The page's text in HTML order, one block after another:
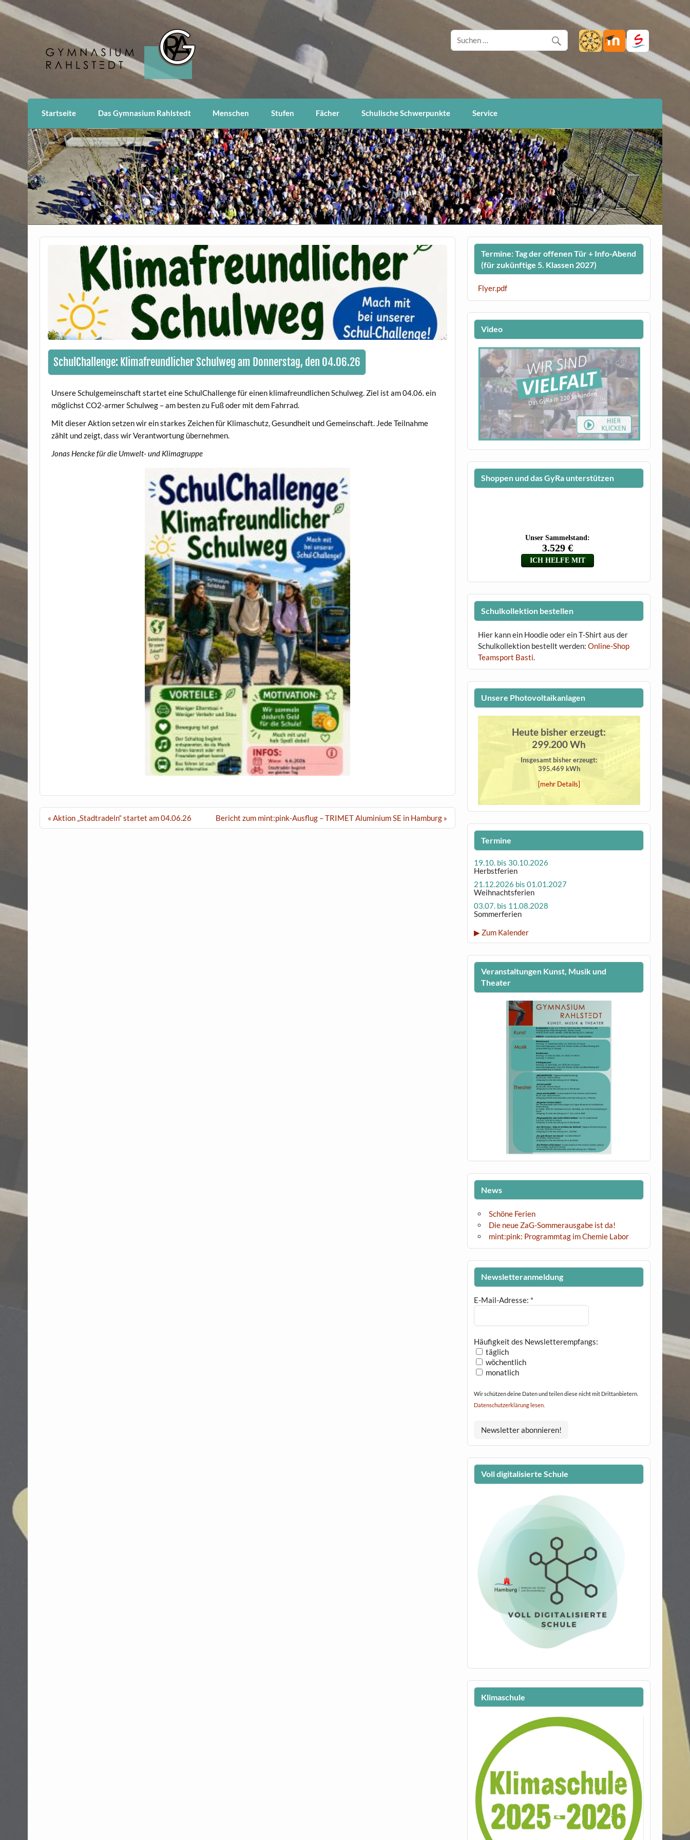
Skip
to
content
Gymnasium Rahlstedt
Hamburg
Startseite Das Gymnasium Rahlstedt Menschen Stufen Fächer Schulische Schwerpunkte Service
SchulChallenge: Klimafreundlicher Schulweg am Donnerstag, den 04.06.26
Unsere Schulgemeinschaft startet eine SchulChallenge für einen klimafreundlichen Schulweg. Ziel ist am 04.06. ein
möglichst CO2-armer Schulweg – am besten zu Fuß oder mit dem Fahrrad.
Mit dieser Aktion setzen wir ein starkes Zeichen für Klimaschutz, Gesundheit und Gemeinschaft. Jede Teilnahme
zählt und zeigt, dass wir Verantwortung übernehmen.
Jonas Hencke für die Umwelt- und Klimagruppe
Beitragsnavigation
« Aktion „Stadtradeln“ startet am 04.06.26 Bericht zum mint:pink-Ausflug – TRIMET Aluminium SE in Hamburg »
Termine: Tag der offenen Tür + Info-Abend
(für zukünftige 5. Klassen 2027)
Flyer.pdf
Video
Shoppen und das GyRa unterstützen
Schulkollektion bestellen
Hier kann ein Hoodie oder ein T-Shirt aus der
Schulkollektion bestellt werden: Online-Shop
Teamsport Basti.
Unsere Photovoltaikanlagen
Heute bisher erzeugt:
299.200 Wh
Insgesamt bisher erzeugt:
395.469 kWh
[mehr Details]
Termine
19.10. bis 30.10.2026
Herbstferien
21.12.2026 bis 01.01.2027
Weihnachtsferien
03.07. bis 11.08.2028
Sommerferien
▶ Zum Kalender
Veranstaltungen Kunst, Musik und
Theater
News
Schöne Ferien
Die neue ZaG-Sommerausgabe ist da!
mint:pink: Programmtag im Chemie Labor
Newsletteranmeldung
E-Mail-Adresse: *
Häufigkeit des Newsletterempfangs:
täglich
wöchentlich
monatlich
Wir schützen deine Daten und teilen diese nicht mit Drittanbietern.
Datenschutzerklärung lesen.
Voll digitalisierte Schule
Klimaschule